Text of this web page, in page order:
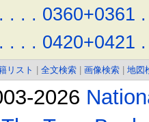
. . . . 0360+0361 .
. . . . 0420+0421 .
リスト 全文検索 画像検索 地図
2026